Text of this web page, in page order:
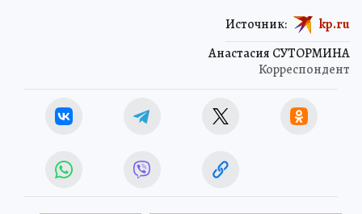
Анастасия СУТОРМИНА
Корреспондент
Источник: kp.ru